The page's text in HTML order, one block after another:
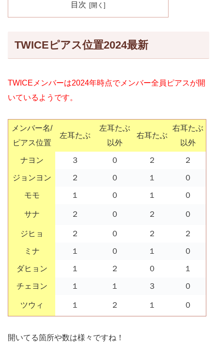
目次
TWICEピアス位置2024最新
TWICEメンバーは2024年時点でメンバー全員ピアスが開
いているようです。
メンバー名/
ピアス位置
左耳たぶ
左耳たぶ
以外
右耳たぶ
右耳たぶ
以外
ナヨン ３ ０ ２ ２
ジョンヨン ２ ０ １ ０
モモ １ ０ １ ０
サナ ２ ０ ２ ０
ジヒョ ２ ０ ２ ２
ミナ １ ０ １ ０
ダヒョン １ ２ ０ １
チェヨン １ １ ３ ０
ツウィ １ ２ １ ０
開いてる箇所や数は様々ですね！